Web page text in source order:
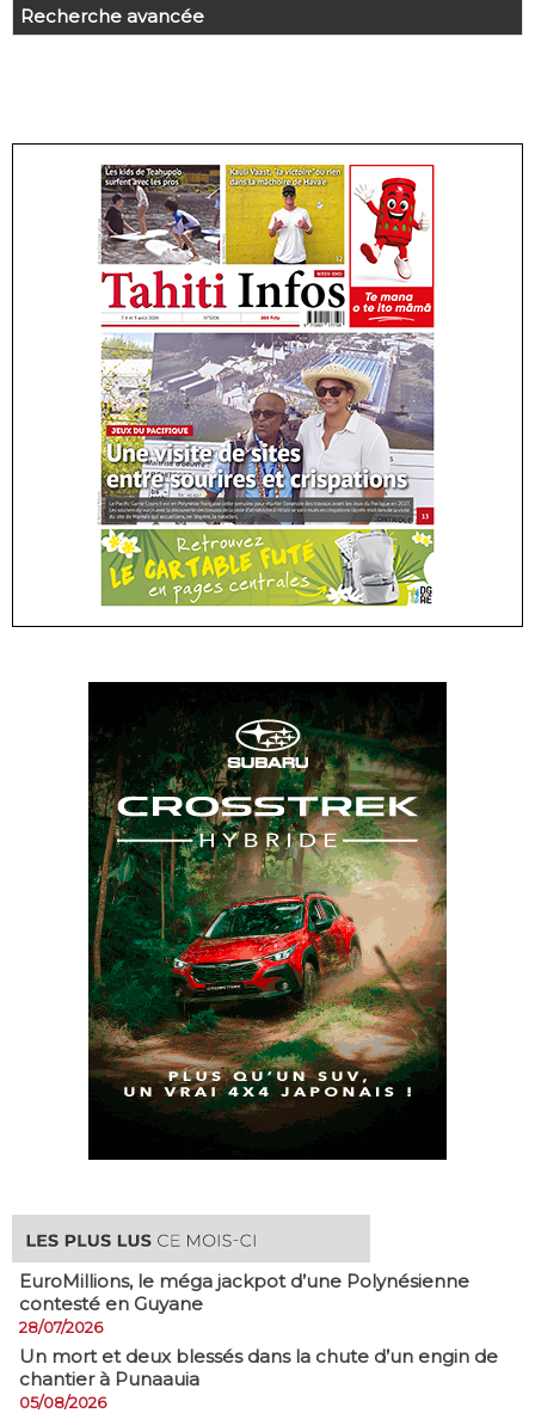
Recherche avancée
EuroMillions, ​le méga jackpot d’une Polynésienne
contesté en Guyane
28/07/2026
​Un mort et deux blessés dans la chute d’un engin de
chantier à Punaauia
05/08/2026